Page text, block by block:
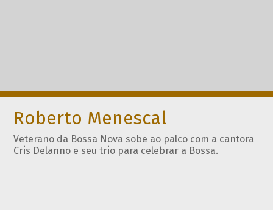
Roberto Menescal
Veterano da Bossa Nova sobe ao palco com a cantora
Cris Delanno e seu trio para celebrar a Bossa.